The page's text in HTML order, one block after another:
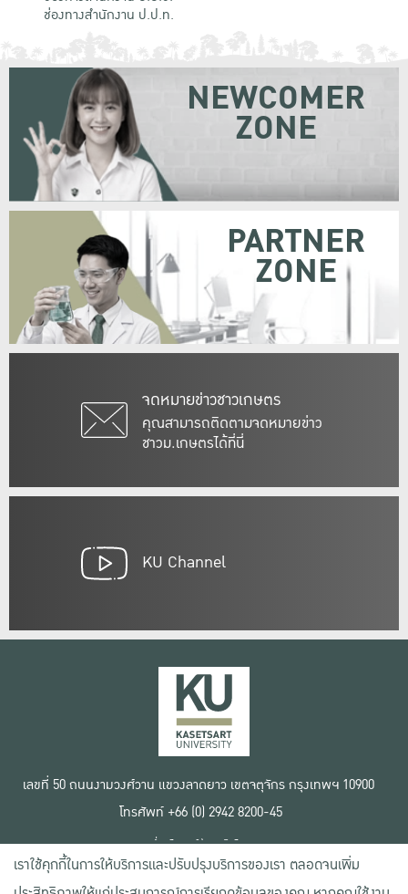
ช่องทางสำนักงาน ป.ป.ท.
จดหมายข่าวชาวเกษตร
คุณสามารถติดตามจดหมายข่าว
ชาวม.เกษตรได้ที่นี่
NEWCOMER
ZONE
PARTNER
ZONE
KU Channel
เลขที่ 50 ถนนงามวงศ์วาน แขวงลาดยาว เขตจตุจักร กรุงเทพฯ 10900
โทรศัพท์ +66 (0) 2942 8200-45
เงื่อนไขการใช้งานเว็บไซต์
ข้อตกลงด้านสิทธิ์ใช้งาน
นโยบายความเป็นส่วนตัว
เราใช้คุกกี้ในการให้บริการและปรับปรุงบริการของเรา ตลอดจนเพิ่ม